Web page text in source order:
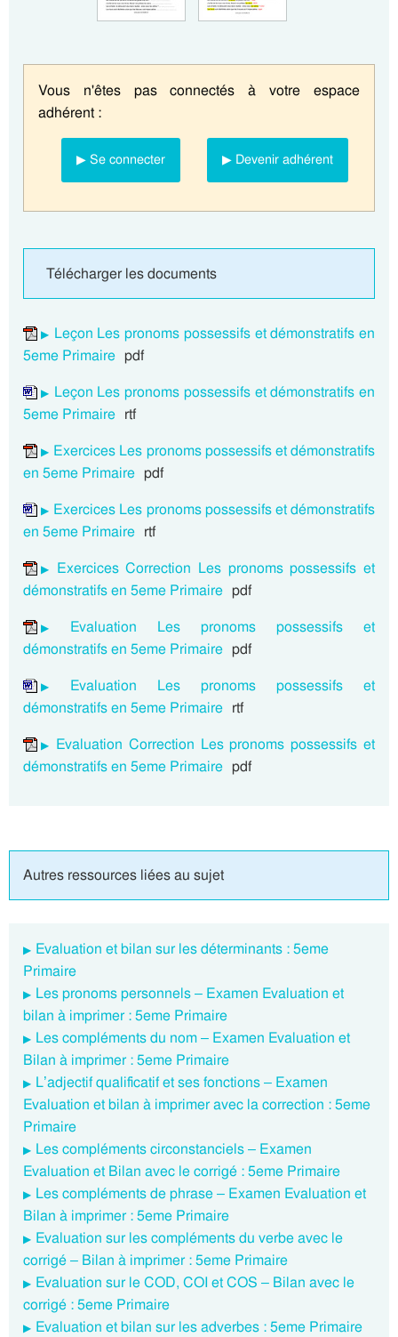
Vous n'êtes pas connectés à votre espace
adhérent :
▶ Se connecter ▶ Devenir adhérent
Télécharger les documents
Leçon Les pronoms possessifs et démonstratifs en
5eme Primaire pdf
Leçon Les pronoms possessifs et démonstratifs en
5eme Primaire rtf
Exercices Les pronoms possessifs et démonstratifs
en 5eme Primaire pdf
Exercices Les pronoms possessifs et démonstratifs
en 5eme Primaire rtf
Exercices Correction Les pronoms possessifs et
démonstratifs en 5eme Primaire pdf
Evaluation Les pronoms possessifs et
démonstratifs en 5eme Primaire pdf
Evaluation Les pronoms possessifs et
démonstratifs en 5eme Primaire rtf
Evaluation Correction Les pronoms possessifs et
démonstratifs en 5eme Primaire pdf
Autres ressources liées au sujet
Evaluation et bilan sur les déterminants : 5eme
Primaire
Les pronoms personnels – Examen Evaluation et
bilan à imprimer : 5eme Primaire
Les compléments du nom – Examen Evaluation et
Bilan à imprimer : 5eme Primaire
L’adjectif qualificatif et ses fonctions – Examen
Evaluation et bilan à imprimer avec la correction : 5eme
Primaire
Les compléments circonstanciels – Examen
Evaluation et Bilan avec le corrigé : 5eme Primaire
Les compléments de phrase – Examen Evaluation et
Bilan à imprimer : 5eme Primaire
Evaluation sur les compléments du verbe avec le
corrigé – Bilan à imprimer : 5eme Primaire
Evaluation sur le COD, COI et COS – Bilan avec le
corrigé : 5eme Primaire
Evaluation et bilan sur les adverbes : 5eme Primaire